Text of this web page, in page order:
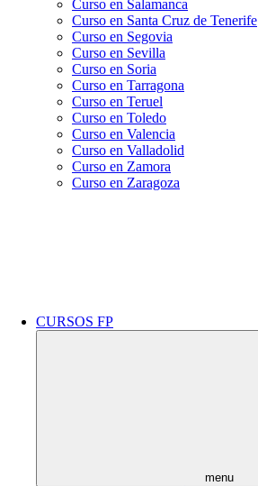
Curso en Salamanca
Curso en Santa Cruz de Tenerife
Curso en Segovia
Curso en Sevilla
Curso en Soria
Curso en Tarragona
Curso en Teruel
Curso en Toledo
Curso en Valencia
Curso en Valladolid
Curso en Zamora
Curso en Zaragoza
CURSOS FP
menu